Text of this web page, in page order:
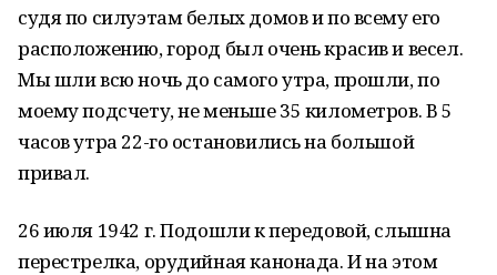
судя по силуэтам белых домов и по всему его
расположению, город был очень красив и весел.
Мы шли всю ночь до самого утра, прошли, по
моему подсчету, не меньше 35 километров. В 5
часов утра 22-го остановились на большой
привал.
26 июля 1942 г. Подошли к передовой, слышна
перестрелка, орудийная канонада. И на этом